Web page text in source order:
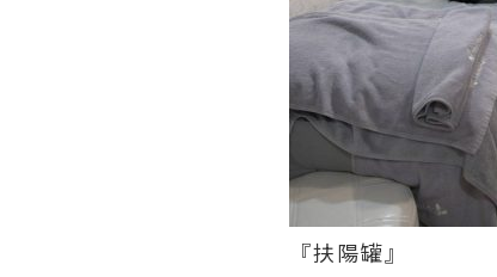
『扶陽罐』